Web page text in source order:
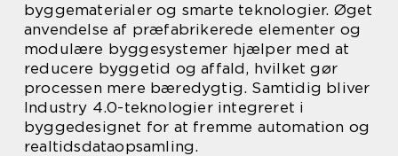
byggematerialer og smarte teknologier. Øget
anvendelse af præfabrikerede elementer og
modulære byggesystemer hjælper med at
reducere byggetid og affald, hvilket gør
processen mere bæredygtig. Samtidig bliver
Industry 4.0-teknologier integreret i
byggedesignet for at fremme automation og
realtidsdataopsamling.